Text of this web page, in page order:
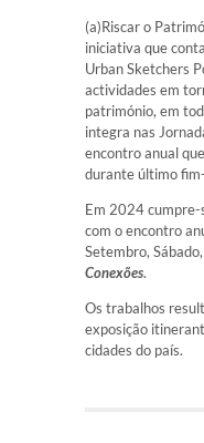
(a)Riscar o
iniciativa que
Urban Sketchers
actividades em
património, em
integra nas
encontro anual
durante último
Em 2024 cumpre-
com o encontro
Setembro,
Conexões.
Os trabalhos
exposição
cidades do país.